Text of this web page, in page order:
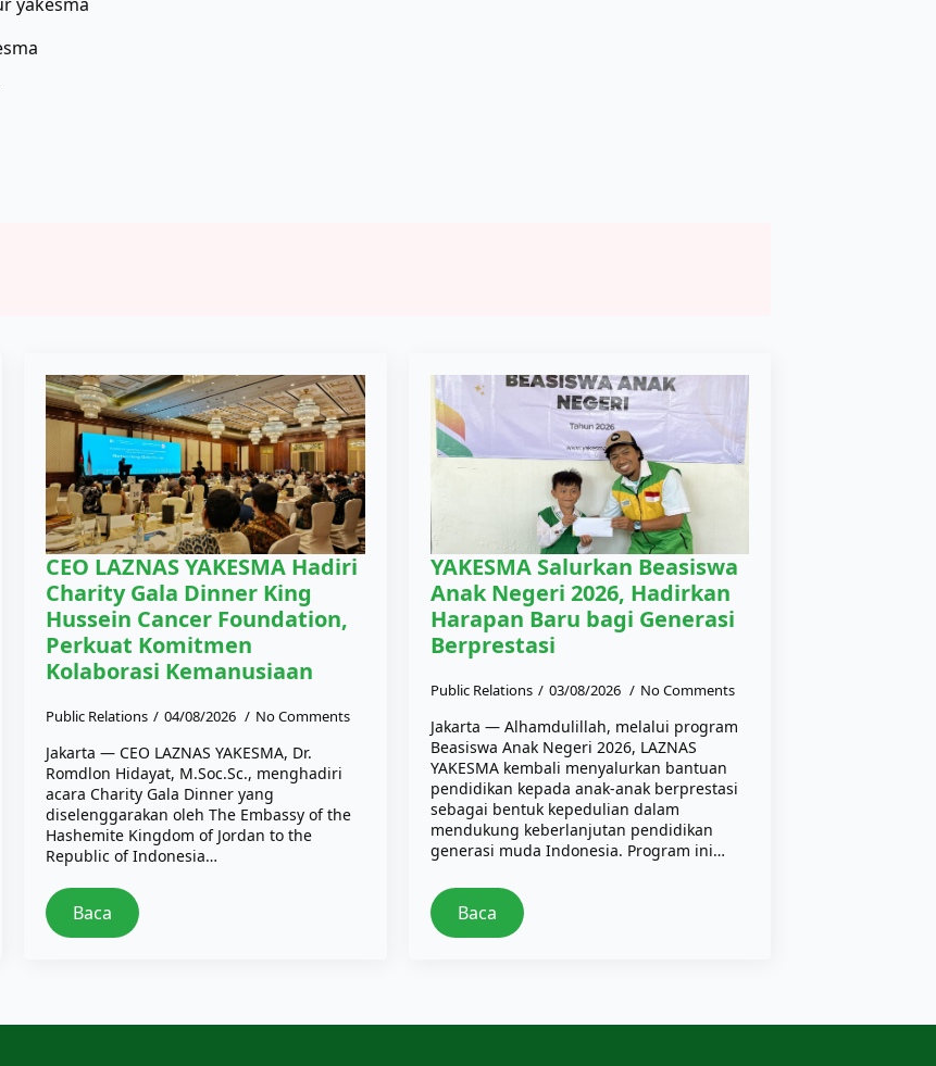
CEO LAZNAS YAKESMA Hadiri
Charity Gala Dinner King
Hussein Cancer Foundation,
Perkuat Komitmen
Kolaborasi Kemanusiaan
Public Relations 04/08/2026 No Comments
Jakarta — CEO LAZNAS YAKESMA, Dr.
Romdlon Hidayat, M.Soc.Sc., menghadiri
acara Charity Gala Dinner yang
diselenggarakan oleh The Embassy of the
Hashemite Kingdom of Jordan to the
Republic of Indonesia…
Baca
YAKESMA Salurkan Beasiswa
Anak Negeri 2026, Hadirkan
Harapan Baru bagi Generasi
Berprestasi
Public Relations 03/08/2026 No Comments
Jakarta — Alhamdulillah, melalui program
Beasiswa Anak Negeri 2026, LAZNAS
YAKESMA kembali menyalurkan bantuan
pendidikan kepada anak-anak berprestasi
sebagai bentuk kepedulian dalam
mendukung keberlanjutan pendidikan
generasi muda Indonesia. Program ini…
Baca